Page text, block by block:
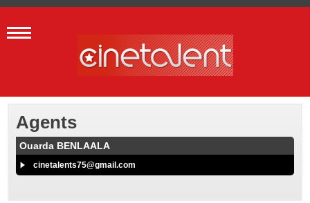
Agents
Ouarda BENLAALA
cinetalents75@gmail.com